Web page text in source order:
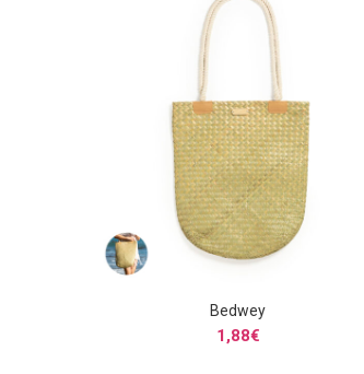
SELECCIONAR OPCIONES
Bedwey
1,88€